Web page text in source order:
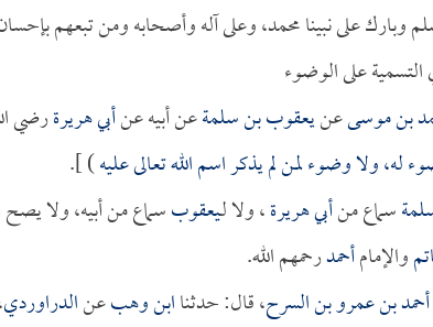
وبارك على نبينا محمد، وعلى آله وأصحابه ومن تبعهم
التسمية على الوضوء
بن موسىعنيعقوب بن سلمةعن أبيه عنأبي هريرةرضي
له، ولا وضوء لمن لم يذكر اسم الله تعالى عليه) ].
سماع منأبي هريرة، ولا لـيعقوبسماع من أبيه، ولا
والإمامأحمدرحمهم الله.
أحمد بن عمرو بن السرح، قال: حدثناابن وهبعنالدراوردي